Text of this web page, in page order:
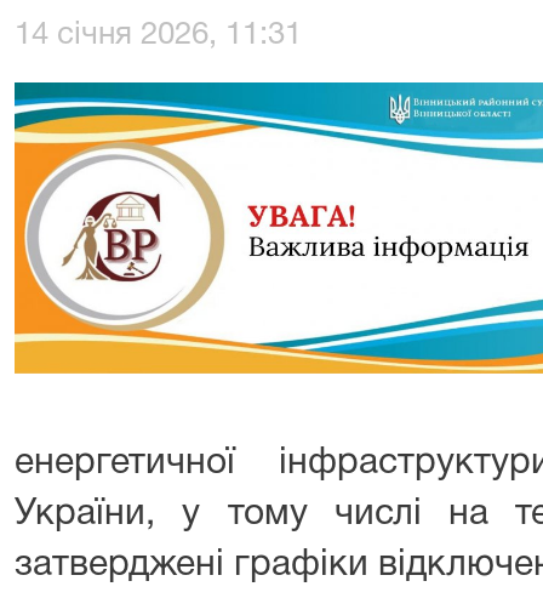
14 січня 2026, 11:31
енергетичної
України, у тому числі на
затверджені графіки